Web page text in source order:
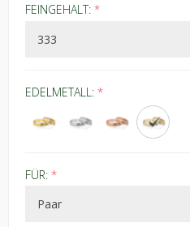
FEINGEHALT: *
EDELMETALL: *
FÜR: *